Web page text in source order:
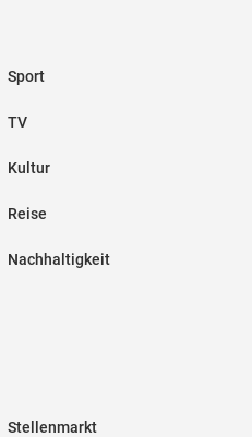
Sport
TV
Kultur
Reise
Nachhaltigkeit
Stellenmarkt